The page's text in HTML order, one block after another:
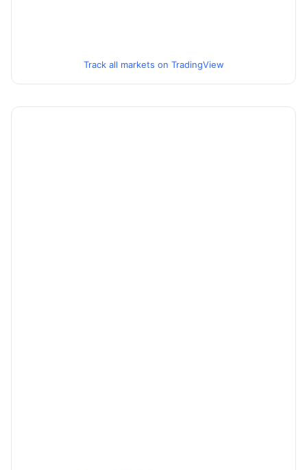
Track all markets on TradingView